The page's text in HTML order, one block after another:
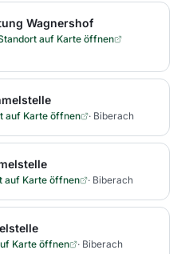
Wagnershof
auf Karte öffnen
auf Karte öffnen · Biberach
auf Karte öffnen · Biberach
Karte öffnen · Biberach